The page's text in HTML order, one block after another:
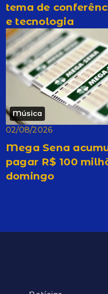
tema de
e tecnologia
Música
02/08/2026
Mega Sena
pagar R$ 100
domingo